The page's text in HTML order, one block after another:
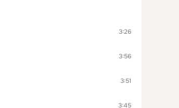
3:26
3:56
3:51
3:45